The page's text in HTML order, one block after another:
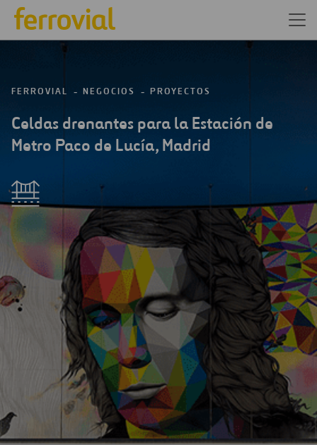
FERROVIAL NEGOCIOS PROYECTOS
Celdas drenantes para la Estación de
Metro Paco de Lucía, Madrid